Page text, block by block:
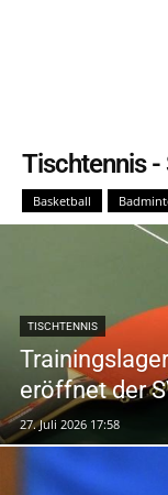
Tischtennis-
Basketball
TISCHTENNIS
eröffnet der
27. Juli 2026 17:58